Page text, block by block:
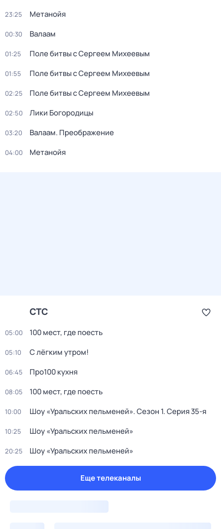
23:25 Метанойя
00:30 Валаам
01:25 Поле битвы с Сергеем Михеевым
01:55 Поле битвы с Сергеем Михеевым
02:25 Поле битвы с Сергеем Михеевым
02:50 Лики Богородицы
03:20 Валаам. Преображение
04:00 Метанойя
СТС
05:00 100 мест, где поесть
05:10 С лёгким утром!
06:45 Про100 кухня
08:05 100 мест, где поесть
10:00 Шоу «Уральских пельменей». Сезон 1. Серия 35-я
10:25 Шоу «Уральских пельменей»
20:25 Шоу «Уральских пельменей»
Еще телеканалы